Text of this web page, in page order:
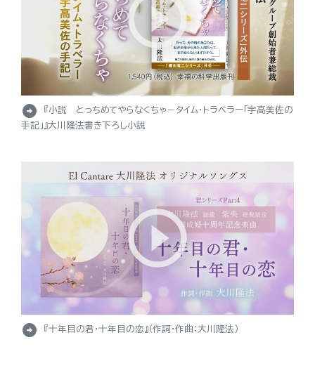
arrow_circle_right
『小説 とっちめてやらなくちゃ－タイム・トラベラー「宇高美佐の
手記」』大川隆法書き下ろし小説
arrow_circle_right 『十年目の君・十年目の恋』（作詞・作曲：大川隆法）